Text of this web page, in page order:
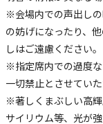
※会場内での声出し
の妨げになったり、
しはご遠慮ください
※指定席内での過度
一切禁止とさせていた
※著しくまぶしい高
サイリウム等、光が